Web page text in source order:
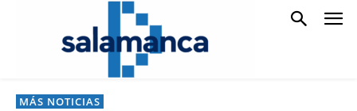
MÁS NOTICIAS